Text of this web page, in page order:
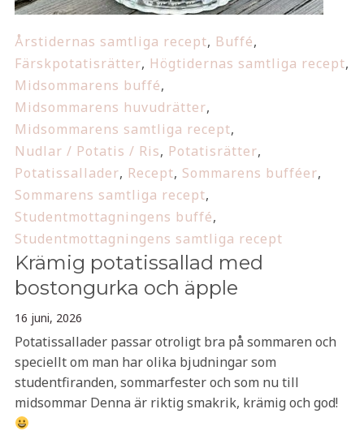
Årstidernas samtliga recept, Buffé,
Färskpotatisrätter, Högtidernas samtliga recept,
Midsommarens buffé,
Midsommarens huvudrätter,
Midsommarens samtliga recept,
Nudlar / Potatis / Ris, Potatisrätter,
Potatissallader, Recept, Sommarens bufféer,
Sommarens samtliga recept,
Studentmottagningens buffé,
Studentmottagningens samtliga recept
Krämig potatissallad med
bostongurka och äpple
16 juni, 2026
Potatissallader passar otroligt bra på sommaren och
speciellt om man har olika bjudningar som
studentfiranden, sommarfester och som nu till
midsommar Denna är riktig smakrik, krämig och god!